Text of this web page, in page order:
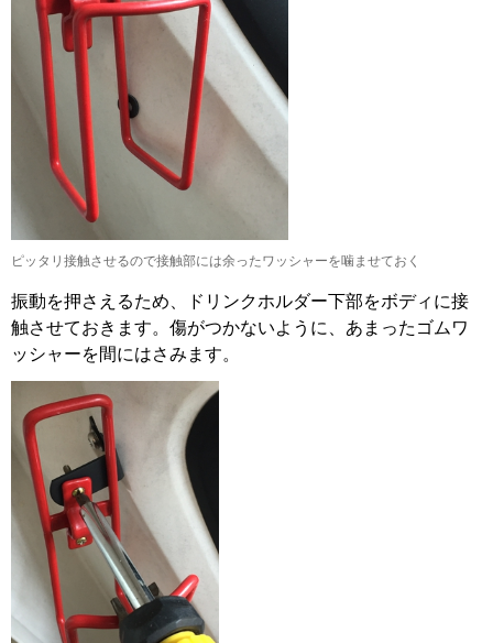
ピッタリ接触させるので接触部には余ったワッシャーを噛ませておく
振動を押さえるため、ドリンクホルダー下部をボディに接
触させておきます。傷がつかないように、あまったゴムワ
ッシャーを間にはさみます。